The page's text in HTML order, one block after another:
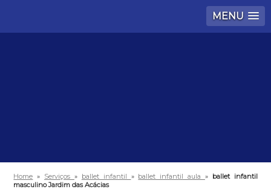
MENU
Home » Serviços » ballet infantil » ballet infantil aula » ballet infantil
masculino Jardim das Acácias